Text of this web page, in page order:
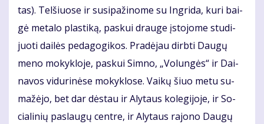
tas). Tel­šiuo­se ir su­si­pa­ži­no­me su In­gri­da, ku­ri bai­
gė me­ta­lo plas­ti­ką, pas­kui drau­ge įsto­jo­me stu­di­
juo­ti dai­lės pe­da­go­gi­kos. Pra­dė­jau dirb­ti Dau­gų
me­no mo­kyk­lo­je, pas­kui Simno, „Vo­lun­gės“ ir Dai­
na­vos vi­du­ri­nė­se mo­kyk­lo­se. Vai­kų šiuo me­tu su­
ma­žė­jo, bet dar dės­tau ir Aly­taus ko­le­gi­jo­je, ir So­
cia­li­nių pa­slau­gų cen­tre, ir Aly­taus ra­jo­no Dau­gų